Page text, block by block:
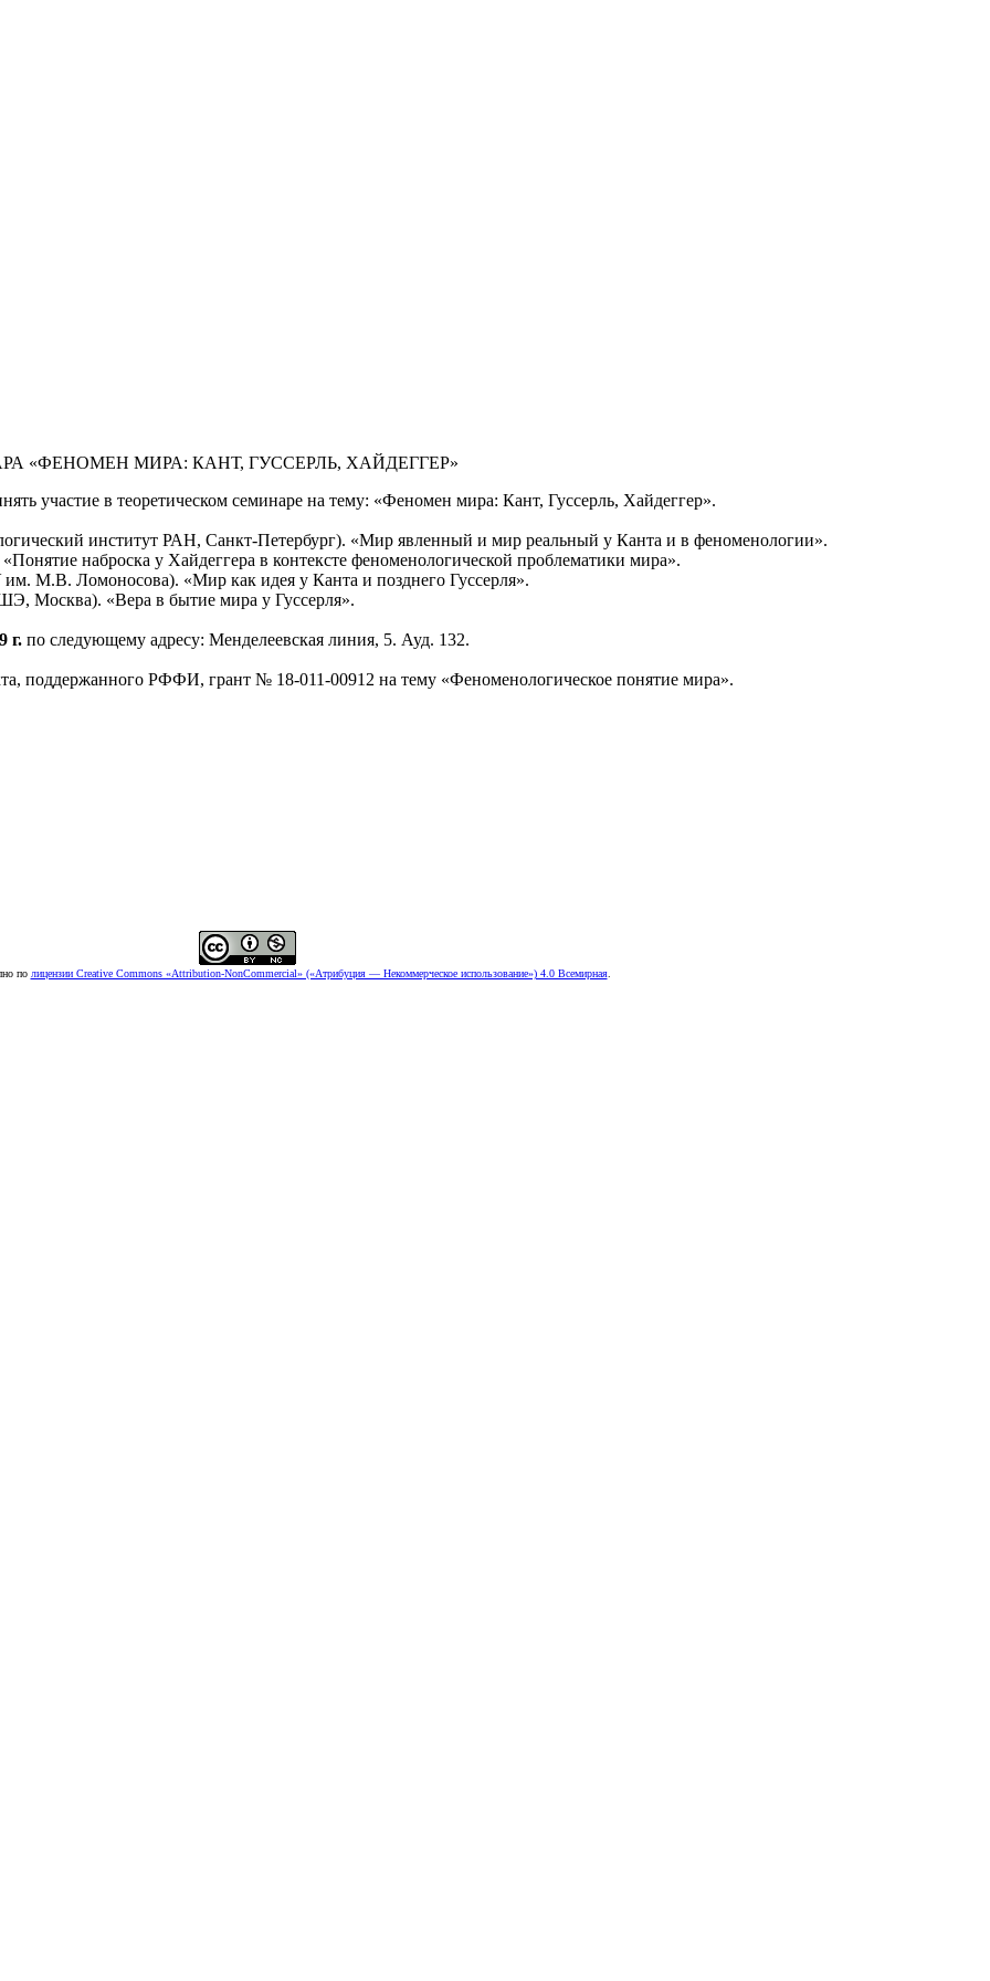
«ФЕНОМЕН МИРА: КАНТ, ГУССЕРЛЬ, ХАЙДЕГГЕР»
участие в теоретическом семинаре на тему: «Феномен мира: Кант, Гуссерль, Хайдеггер».
институт РАН, Санкт-Петербург). «Мир явленный и мир реальный у Канта и в феноменологии».
наброска у Хайдеггера в контексте феноменологической проблематики мира».
М.В. Ломоносова). «Мир как идея у Канта и позднего Гуссерля».
Москва). «Вера в бытие мира у Гуссерля».
г. по следующему адресу: Менделеевская линия, 5. Ауд. 132.
поддержанного РФФИ, грант № 18-011-00912 на тему «Феноменологическое понятие мира».
по лицензии Creative Commons «Attribution-NonCommercial» («Атрибуция — Некоммерческое использование») 4.0 Всемирная.